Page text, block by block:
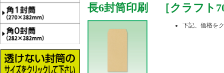
長6封筒印刷 ［クラフト
下記、価格を